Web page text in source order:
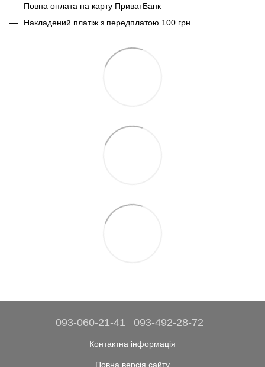
Повна оплата на карту ПриватБанк
Накладений платіж з передплатою 100 грн.
093-060-21-41 093-492-28-72
Контактна інформація
Повна версія сайту